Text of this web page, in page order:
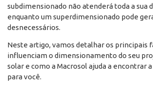
subdimensionado não atenderá toda a sua
enquanto um superdimensionado pode
desnecessários.
Neste artigo, vamos detalhar os principais
influenciam o dimensionamento do seu
solar e como a Macrosol ajuda a encontrar
para você.